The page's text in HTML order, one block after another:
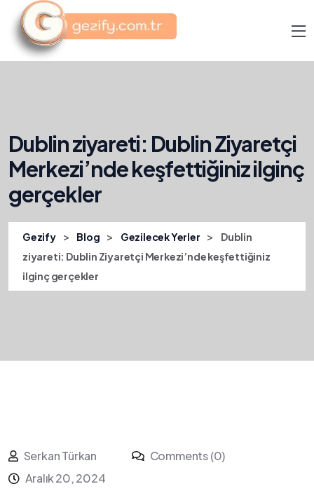
Dublin ziyareti: Dublin Ziyaretçi
Merkezi’nde keşfettiğiniz ilginç
gerçekler
Gezify > Blog > Gezilecek Yerler >
Dublin
ziyareti: Dublin Ziyaretçi Merkezi’nde keşfettiğiniz
ilginç gerçekler
Serkan Türkan
Comments (0)
Aralık 20, 2024